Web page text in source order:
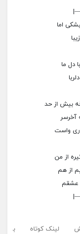
اما
دل ما
بیش از حد
واست
از من
از هم
عشقم
لینک کوتاه